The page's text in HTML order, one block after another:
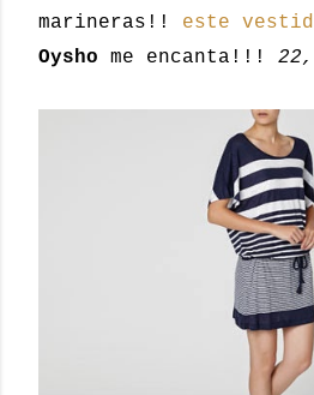
marineras!! este
Oysho me encanta!!!